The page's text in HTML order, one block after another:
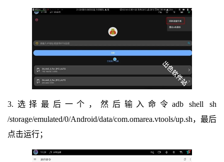
3.选择最后一个，然后输入命令adb shell sh
/storage/emulated/0/Android/data/com.omarea.vtools/up.sh，最后
点击运行；